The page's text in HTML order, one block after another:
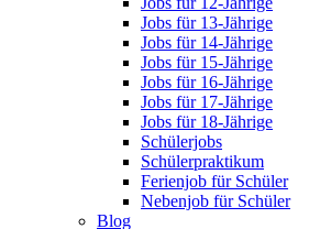
Jobs für 13-Jährige
Jobs für 14-Jährige
Jobs für 15-Jährige
Jobs für 16-Jährige
Jobs für 17-Jährige
Jobs für 18-Jährige
Schülerjobs
Schülerpraktikum
Ferienjob für Schüler
Nebenjob für Schüler
Blog